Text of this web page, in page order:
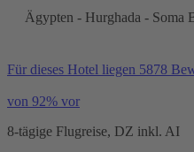
Ägypten - Hurghada - Soma
Für dieses Hotel liegen 5878
von 92% vor
8-tägige Flugreise, DZ inkl. AI